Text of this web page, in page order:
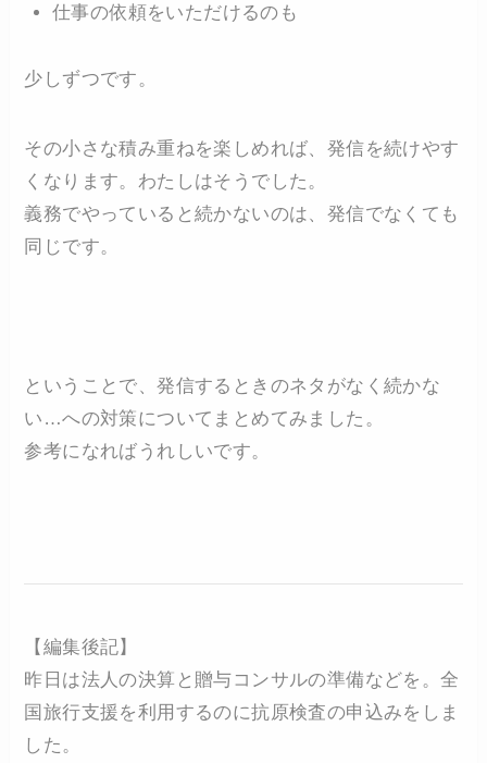
仕事の依頼をいただけるのも
少しずつです。
その小さな積み重ねを楽しめれば、発信を続けやす
くなります。わたしはそうでした。
義務でやっていると続かないのは、発信でなくても
同じです。
ということで、発信するときのネタがなく続かな
い…への対策についてまとめてみました。
参考になればうれしいです。
【編集後記】
昨日は法人の決算と贈与コンサルの準備などを。全
国旅行支援を利用するのに抗原検査の申込みをしま
した。